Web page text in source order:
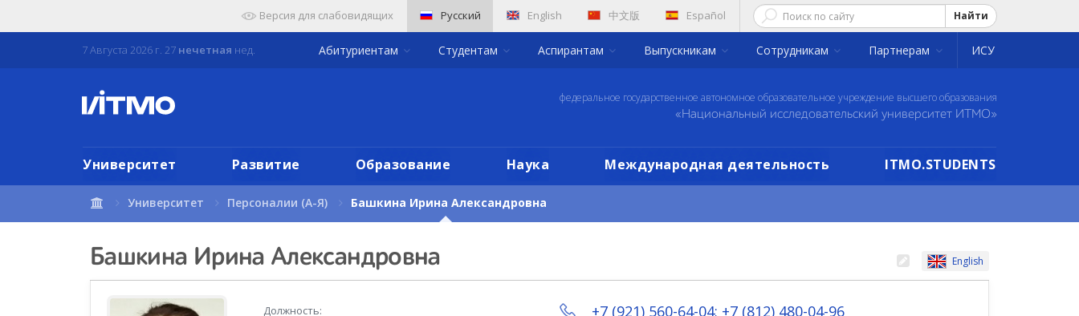
Версия для слабовидящих Русский English 中文版 Español Найти
7 Августа 2026 г. 27 нечетная нед. Абитуриентам Студентам Аспирантам Выпускникам Сотрудникам Партнерам ИСУ
федеральное государственное автономное образовательное учреждение высшего образования
«Национальный исследовательский университет ИТМО»
Университет Развитие Образование Наука Международная деятельность ITMO.STUDENTS
Университет Персоналии (А-Я) Башкина Ирина Александровна
Башкина Ирина Александровна English
Должность: +7 (921) 560-64-04; +7 (812) 480-04-96